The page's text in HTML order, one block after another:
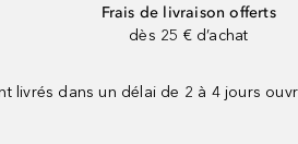
Frais de livraison offerts
dès 25 € d’achat
livrés dans un délai de 2 à 4 jours